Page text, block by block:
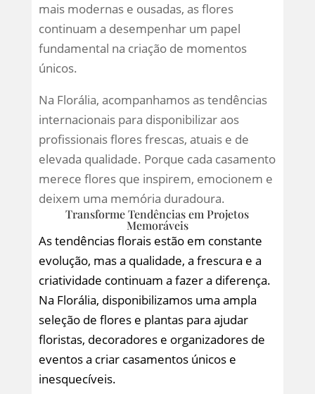
mais modernas e ousadas, as flores
continuam a desempenhar um papel
fundamental na criação de momentos
únicos.
Na Florália, acompanhamos as tendências
internacionais para disponibilizar aos
profissionais flores frescas, atuais e de
elevada qualidade. Porque cada casamento
merece flores que inspirem, emocionem e
deixem uma memória duradoura.
Transforme Tendências em Projetos
Memoráveis
As tendências florais estão em constante
evolução, mas a qualidade, a frescura e a
criatividade continuam a fazer a diferença.
Na Florália, disponibilizamos uma ampla
seleção de flores e plantas para ajudar
floristas, decoradores e organizadores de
eventos a criar casamentos únicos e
inesquecíveis.